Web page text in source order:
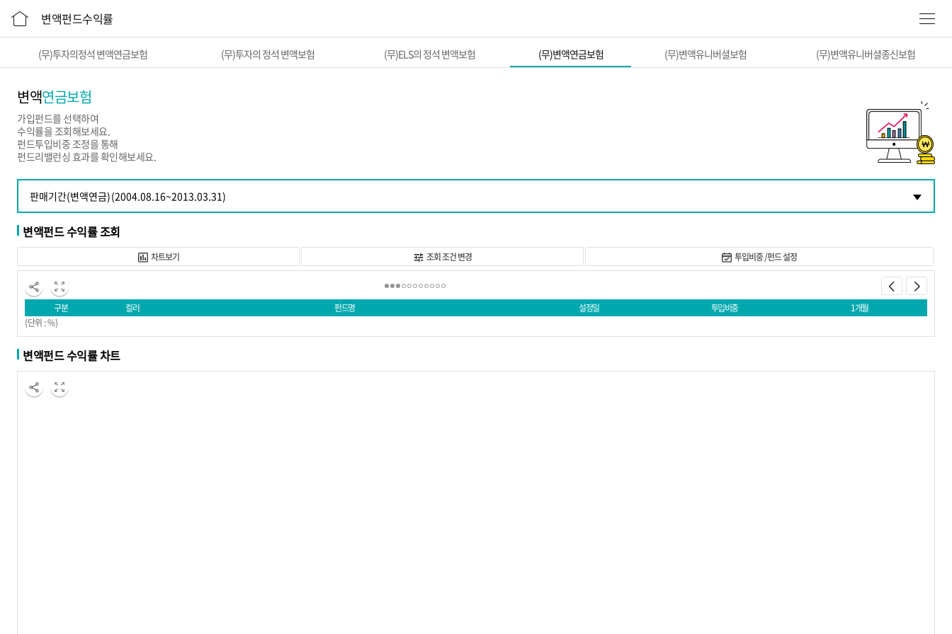
변액펀드수익률
(무)투자의정석 변액연금보험 (무)투자의 정석 변액보험 (무)ELS의 정석 변액보험 (무)변액연금보험 (무)변액유니버셜보험 (무)변액유니버셜종신보험
변액연금보험
가입펀드를 선택하여
수익률을 조회해보세요.
펀드투입비중 조정을 통해
펀드리밸런싱 효과를 확인해보세요.
변액펀드 수익률 조회
차트보기 조회 조건 변경 투입비중 /펀드 설정
구분 컬러 펀드명 설정일 투입비중
1개월
(단위 : %)
변액펀드 수익률 차트